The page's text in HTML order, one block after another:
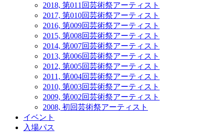
2018, 第011回芸術祭アーティスト
2017, 第010回芸術祭アーティスト
2016, 第009回芸術祭アーティスト
2015, 第008回芸術祭アーティスト
2014, 第007回芸術祭アーティスト
2013, 第006回芸術祭アーティスト
2012, 第005回芸術祭アーティスト
2011, 第004回芸術祭アーティスト
2010, 第003回芸術祭アーティスト
2009, 第002回芸術祭アーティスト
2008, 初回芸術祭アーティスト
イベント
入場パス